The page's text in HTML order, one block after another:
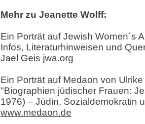
Mehr zu Jeanette Wolff:
Ein Porträt auf Jewish Women´s
Infos, Literaturhinweisen und
Jael Geis jwa.org
Ein Porträt auf Medaon von
"Biographien jüdischer Frauen:
1976) – Jüdin, Sozialdemokratin
www.medaon.de